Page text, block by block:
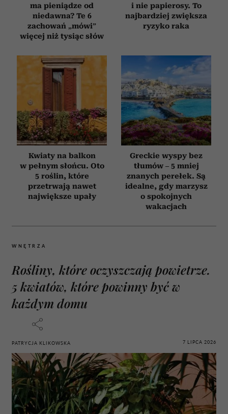
ma pieniądze od
niedawna? Te 6
zachowań „mówi”
więcej niż tysiąc słów
i nie papierosy. To
najbardziej zwiększa
ryzyko raka
Kwiaty na balkon
w pełnym słońcu. Oto
5 roślin, które
przetrwają nawet
największe upały
Greckie wyspy bez
tłumów – 5 mniej
znanych perełek. Są
idealne, gdy marzysz
o spokojnych
wakacjach
WNĘTRZA
Rośliny, które oczyszczają powietrze.
5 kwiatów, które powinny być w
każdym domu
PATRYCJA KLIKOWSKA 7 LIPCA 2026